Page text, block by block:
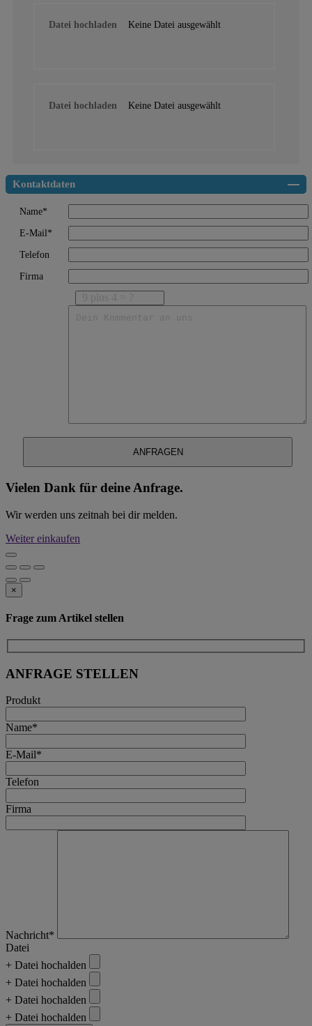
Datei hochladen Keine Datei ausgewählt
Datei hochladen Keine Datei ausgewählt
Kontaktdaten
Name*
E-Mail*
Telefon
Firma
Vielen Dank für deine Anfrage.
Wir werden uns zeitnah bei dir melden.
Weiter einkaufen
×
Frage zum Artikel stellen
ANFRAGE STELLEN
Produkt
Name*
E-Mail*
Telefon
Firma
Nachricht*
Datei
+ Datei hochalden
+ Datei hochalden
+ Datei hochalden
+ Datei hochalden